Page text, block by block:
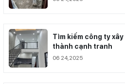
Tìm kiếm công ty
thành cạnh tranh
06 24,2025